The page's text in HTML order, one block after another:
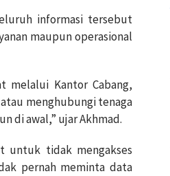
informasi tersebut
maupun operasional
melalui Kantor Cabang,
atau menghubungi tenaga
di awal,” ujar Akhmad.
untuk⁠ tidak mengakses
pernah meminta data